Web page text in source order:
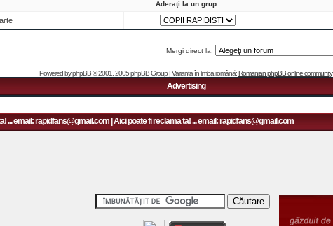
Aderaţi la un grup
Mergi direct la:
Powered byphpBB© 2001, 2005 phpBB Group | Varianta în limba română:Romanian phpBB online community
Advertising
rapidfans@gmail.com | Aici poate fi reclama ta! ... email: rapidfans@gmail.com